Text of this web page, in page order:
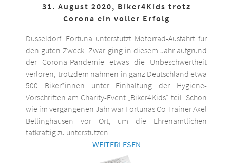
31. August 2020, Biker4Kids trotz
Corona ein voller Erfolg
Düsseldorf. Fortuna unterstützt Motorrad-Ausfahrt für
den guten Zweck. Zwar ging in diesem Jahr aufgrund
der Corona-Pandemie etwas die Unbeschwertheit
verloren, trotzdem nahmen in ganz Deutschland etwa
500 Biker*innen unter Einhaltung der Hygiene-
Vorschriften am Charity-Event „Biker4Kids“ teil. Schon
wie im vergangenen Jahr war Fortunas Co-Trainer Axel
Bellinghausen vor Ort, um die Ehrenamtlichen
tatkräftig zu unterstützen.
WEITERLESEN